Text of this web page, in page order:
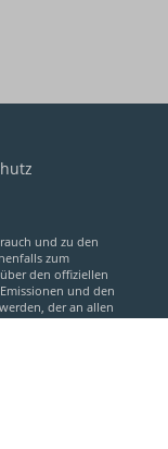
und zu den
zum
den offiziellen
und den
der an allen